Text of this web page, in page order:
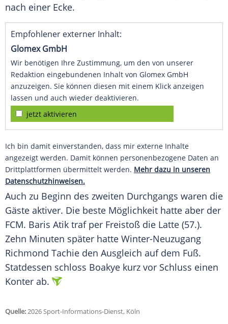
nach einer Ecke.
Empfohlener externer Inhalt:
Glomex GmbH
Wir benötigen Ihre Zustimmung, um den von unserer
Redaktion eingebundenen Inhalt von Glomex GmbH
anzuzeigen. Sie können diesen mit einem Klick anzeigen
lassen und auch wieder deaktivieren.
jetzt aktivieren
Ich bin damit einverstanden, dass mir externe Inhalte
angezeigt werden. Damit können personenbezogene Daten an
Drittplattformen übermittelt werden. Mehr dazu in unseren
Datenschutzhinweisen.
Auch zu Beginn des zweiten Durchgangs waren die
Gäste aktiver. Die beste Möglichkeit hatte aber der
FCM. Baris Atik traf per Freistoß die Latte (57.).
Zehn Minuten später hatte Winter-Neuzugang
Richmond Tachie den Ausgleich auf dem Fuß.
Statdessen schloss Boakye kurz vor Schluss einen
Konter ab.
Quelle:2026 Sport-Informations-Dienst, Köln